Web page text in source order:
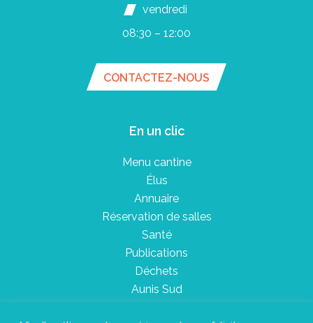
vendredi
08:30 – 12:00
CONTACTEZ-NOUS
En un clic
Menu cantine
Élus
Annuaire
Réservation de salles
Santé
Publications
Déchets
Aunis Sud